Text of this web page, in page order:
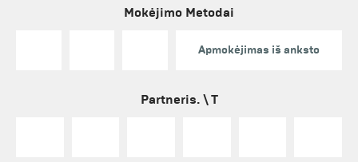
Mokėjimo Metodai
Apmokėjimas iš anksto
Partneris. \ T